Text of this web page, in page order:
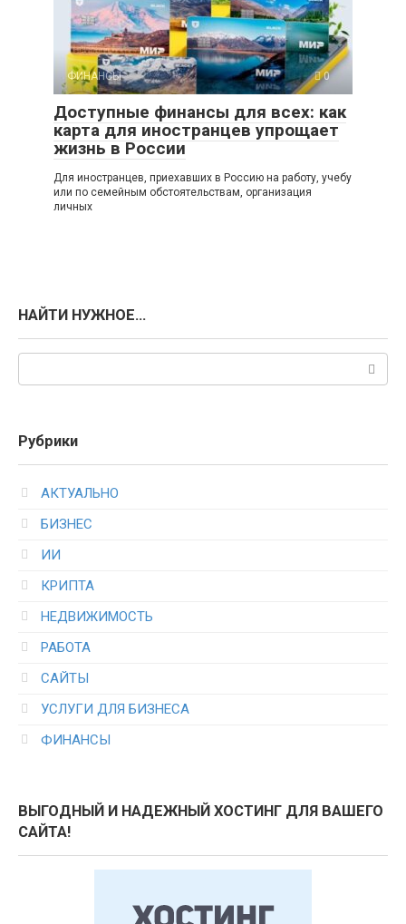
ФИНАНСЫ 0
Доступные финансы для всех: как
карта для иностранцев упрощает
жизнь в России
Для иностранцев, приехавших в Россию на работу, учебу
или по семейным обстоятельствам, организация
личных
НАЙТИ НУЖНОЕ…
Рубрики
АКТУАЛЬНО
БИЗНЕС
ИИ
КРИПТА
НЕДВИЖИМОСТЬ
РАБОТА
САЙТЫ
УСЛУГИ ДЛЯ БИЗНЕСА
ФИНАНСЫ
ВЫГОДНЫЙ И НАДЕЖНЫЙ ХОСТИНГ ДЛЯ ВАШЕГО
САЙТА!